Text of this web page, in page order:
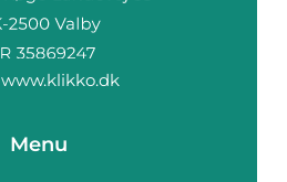
www.klikko.dk
Menu